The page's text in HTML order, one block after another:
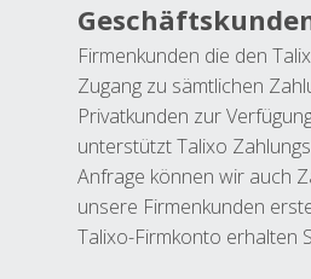
Firmenkunden die den
Zugang zu sämtlichen
Privatkunden zur
unterstützt Talixo
Anfrage können wir auch
unsere Firmenkunden
Talixo-Firmkonto erhalten